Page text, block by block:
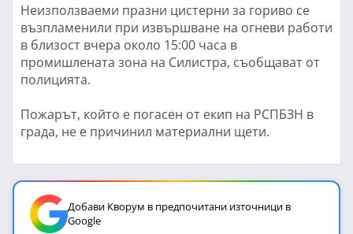
Неизползваеми празни цистерни за гориво се
възпламенили при извършване на огневи работи
в близост вчера около 15:00 часа в
промишлената зона на Силистра, съобщават от
полицията.
Пожарът, който е погасен от екип на РСПБЗН в
града, не е причинил материални щети.
Добави Кворум в предпочитани източници в
Google